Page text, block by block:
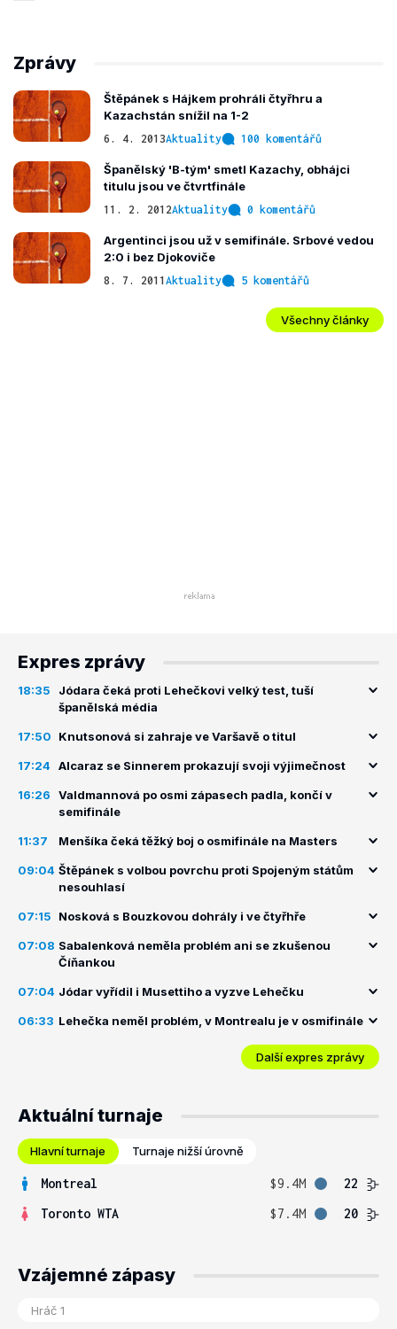
Zprávy
Štěpánek s Hájkem prohráli čtyřhru a
Kazachstán snížil na 1-2
6. 4. 2013Aktuality 100 komentářů
Španělský 'B-tým' smetl Kazachy, obhájci
titulu jsou ve čtvrtfinále
11. 2. 2012Aktuality 0 komentářů
Argentinci jsou už v semifinále. Srbové vedou
2:0 i bez Djokoviče
8. 7. 2011Aktuality 5 komentářů
Všechny články
Expres zprávy
18:35
Jódara čeká proti Lehečkovi velký test, tuší
španělská média
17:50 Knutsonová si zahraje ve Varšavě o titul
17:24 Alcaraz se Sinnerem prokazují svoji výjimečnost
16:26
Valdmannová po osmi zápasech padla, končí v
semifinále
11:37 Menšíka čeká těžký boj o osmifinále na Masters
09:04 Štěpánek s volbou povrchu proti Spojeným státům
nesouhlasí
07:15 Nosková s Bouzkovou dohrály i ve čtyřhře
07:08 Sabalenková neměla problém ani se zkušenou
Číňankou
07:04 Jódar vyřídil i Musettiho a vyzve Lehečku
06:33 Lehečka neměl problém, v Montrealu je v osmifinále
Další expres zprávy
Aktuální turnaje
Hlavní turnaje Turnaje nižší úrovně
Montreal $9.4M
22
Toronto WTA
$7.4M 20
Vzájemné zápasy